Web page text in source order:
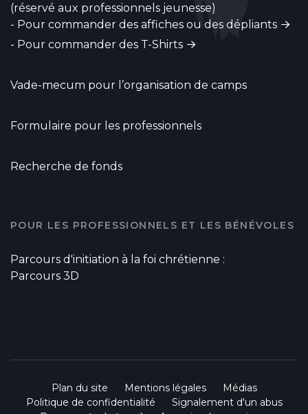
(réservé aux professionnels jeunesse)
- Pour commander des affiches ou des dépliants
- Pour commander des T-Shirts
Vade-mecum pour l’organisation de camps
Formulaire pour les professionnels
Recherche de fonds
POUR LES PROFESSIONNELS ET LES BÉNÉVOLES
Parcours d'initiation à la foi chrétienne :
Parcours 3D
Plan du site Mentions légales
Médias
Politique de confidentialité
Signalement d'un abus